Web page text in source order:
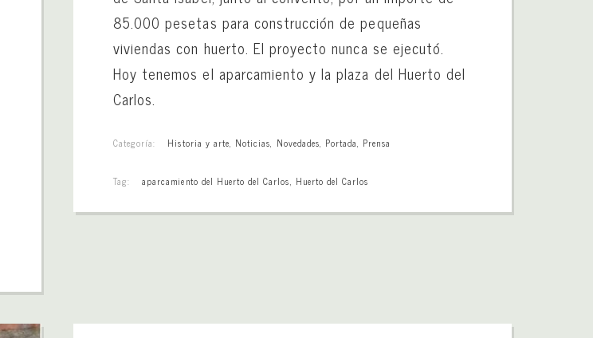
85.000 pesetas para construcción de pequeñas
viviendas con huerto. El proyecto nunca se ejecutó.
Hoy tenemos el aparcamiento y la plaza del Huerto del
Carlos.
Categoría: Historia y arte, Noticias, Novedades, Portada, Prensa
Tag: aparcamiento del Huerto del Carlos, Huerto del Carlos